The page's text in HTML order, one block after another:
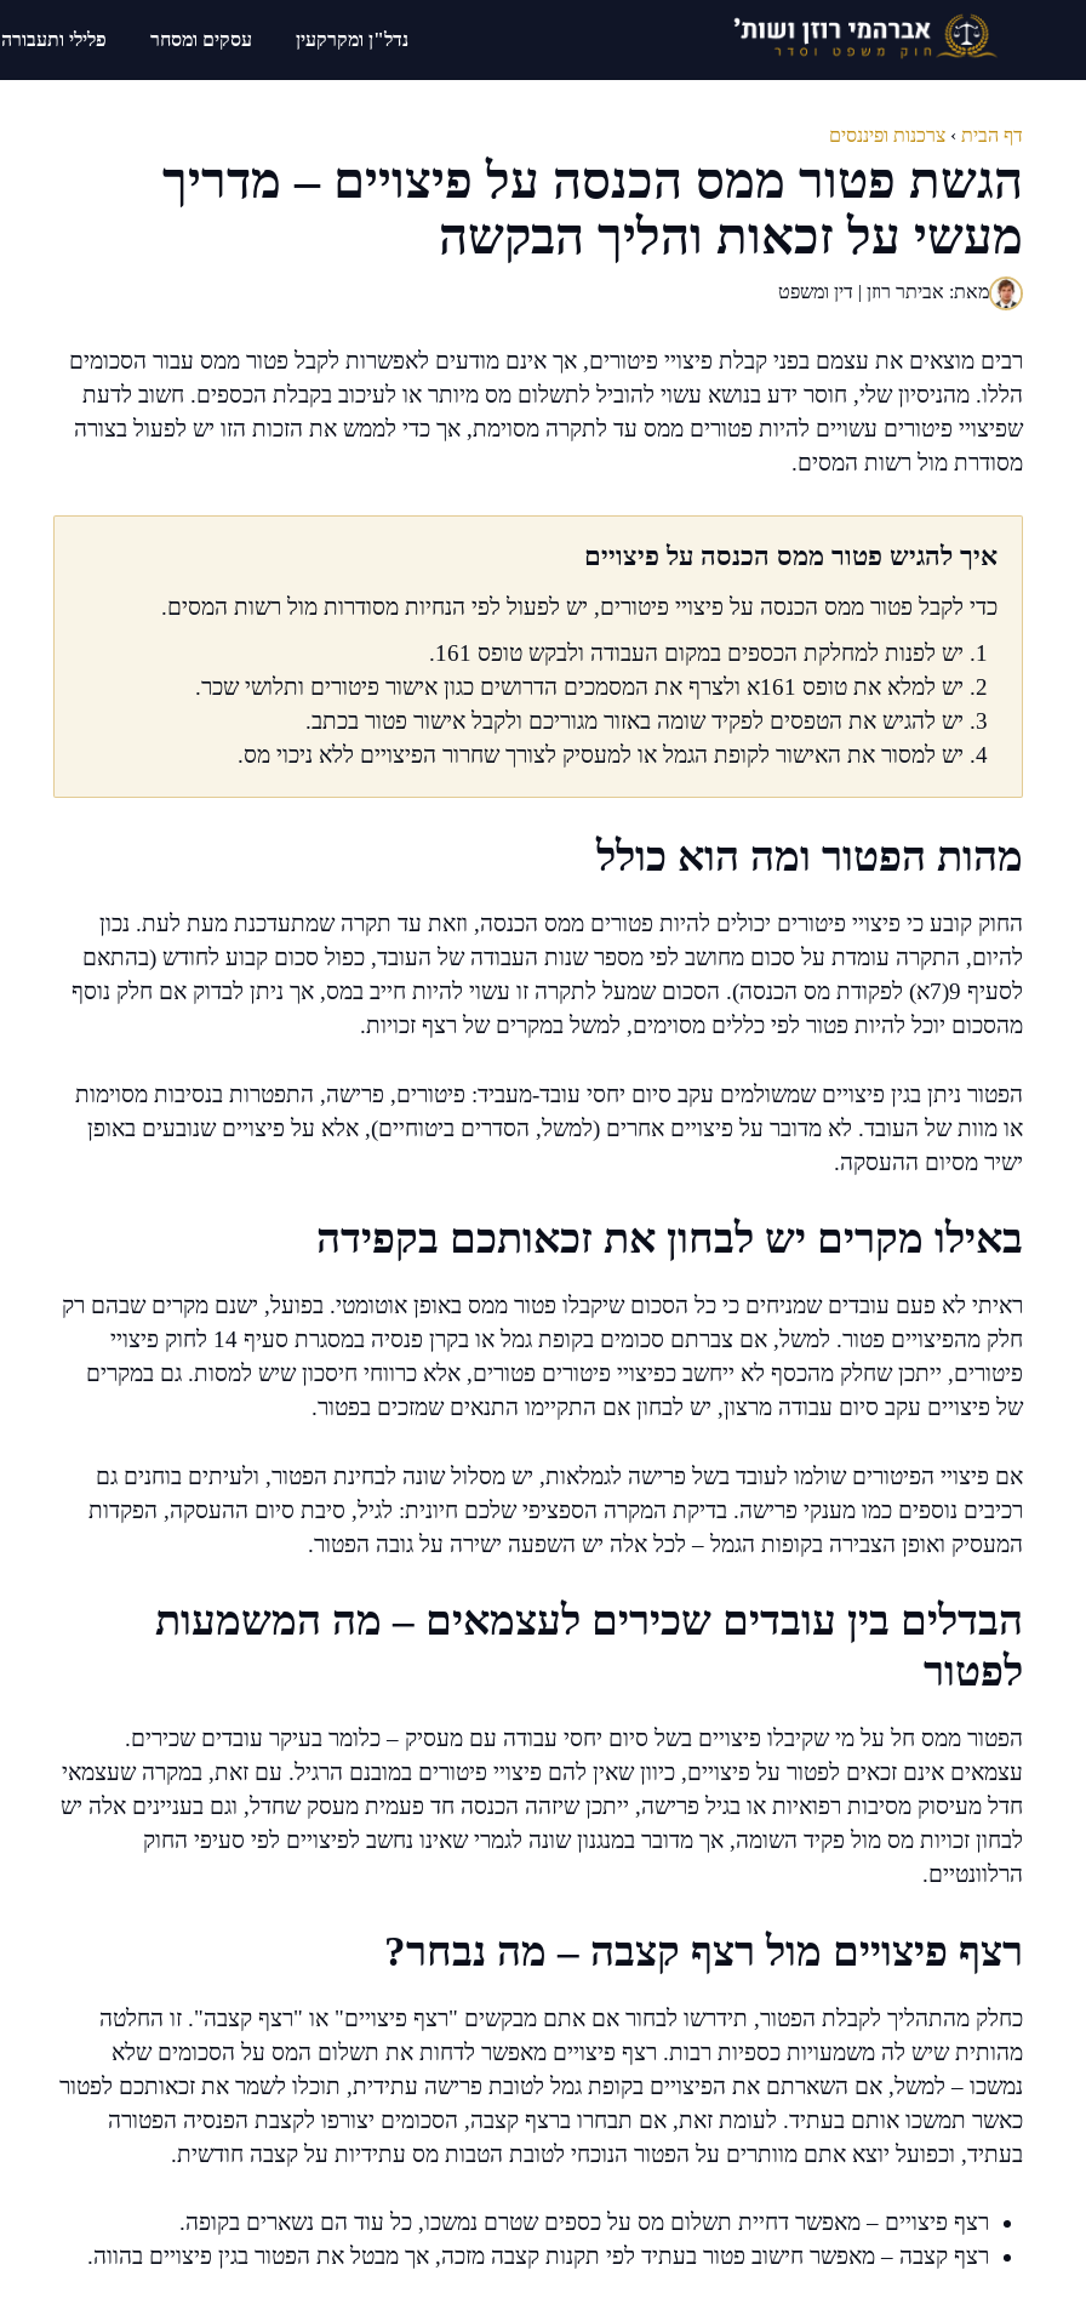
נדל"ן ומקרקעין עסקים ומסחר פלילי ותעבורה
דף הבית › צרכנות ופיננסים
הגשת פטור ממס הכנסה על פיצויים – מדריך
מעשי על זכאות והליך הבקשה
מאת: אביתר רוזן | דין ומשפט
רבים מוצאים את עצמם בפני קבלת פיצויי פיטורים, אך אינם מודעים לאפשרות לקבל פטור ממס עבור הסכומים
הללו. מהניסיון שלי, חוסר ידע בנושא עשוי להוביל לתשלום מס מיותר או לעיכוב בקבלת הכספים. חשוב לדעת
שפיצויי פיטורים עשויים להיות פטורים ממס עד לתקרה מסוימת, אך כדי לממש את הזכות הזו יש לפעול בצורה
מסודרת מול רשות המסים.
איך להגיש פטור ממס הכנסה על פיצויים
כדי לקבל פטור ממס הכנסה על פיצויי פיטורים, יש לפעול לפי הנחיות מסודרות מול רשות המסים.
יש לפנות למחלקת הכספים במקום העבודה ולבקש טופס 161.
יש למלא את טופס 161א ולצרף את המסמכים הדרושים כגון אישור פיטורים ותלושי שכר.
יש להגיש את הטפסים לפקיד שומה באזור מגוריכם ולקבל אישור פטור בכתב.
יש למסור את האישור לקופת הגמל או למעסיק לצורך שחרור הפיצויים ללא ניכוי מס.
מהות הפטור ומה הוא כולל
החוק קובע כי פיצויי פיטורים יכולים להיות פטורים ממס הכנסה, וזאת עד תקרה שמתעדכנת מעת לעת. נכון
להיום, התקרה עומדת על סכום מחושב לפי מספר שנות העבודה של העובד, כפול סכום קבוע לחודש (בהתאם
לסעיף 9(7א) לפקודת מס הכנסה). הסכום שמעל לתקרה זו עשוי להיות חייב במס, אך ניתן לבדוק אם חלק נוסף
מהסכום יוכל להיות פטור לפי כללים מסוימים, למשל במקרים של רצף זכויות.
הפטור ניתן בגין פיצויים שמשולמים עקב סיום יחסי עובד-מעביד: פיטורים, פרישה, התפטרות בנסיבות מסוימות
או מוות של העובד. לא מדובר על פיצויים אחרים (למשל, הסדרים ביטוחיים), אלא על פיצויים שנובעים באופן
ישיר מסיום ההעסקה.
באילו מקרים יש לבחון את זכאותכם בקפידה
ראיתי לא פעם עובדים שמניחים כי כל הסכום שיקבלו פטור ממס באופן אוטומטי. בפועל, ישנם מקרים שבהם רק
חלק מהפיצויים פטור. למשל, אם צברתם סכומים בקופת גמל או בקרן פנסיה במסגרת סעיף 14 לחוק פיצויי
פיטורים, ייתכן שחלק מהכסף לא ייחשב כפיצויי פיטורים פטורים, אלא כרווחי חיסכון שיש למסות. גם במקרים
של פיצויים עקב סיום עבודה מרצון, יש לבחון אם התקיימו התנאים שמזכים בפטור.
אם פיצויי הפיטורים שולמו לעובד בשל פרישה לגמלאות, יש מסלול שונה לבחינת הפטור, ולעיתים בוחנים גם
רכיבים נוספים כמו מענקי פרישה. בדיקת המקרה הספציפי שלכם חיונית: לגיל, סיבת סיום ההעסקה, הפקדות
המעסיק ואופן הצבירה בקופות הגמל – לכל אלה יש השפעה ישירה על גובה הפטור.
הבדלים בין עובדים שכירים לעצמאים – מה המשמעות
לפטור
הפטור ממס חל על מי שקיבלו פיצויים בשל סיום יחסי עבודה עם מעסיק – כלומר בעיקר עובדים שכירים.
עצמאים אינם זכאים לפטור על פיצויים, כיוון שאין להם פיצויי פיטורים במובנם הרגיל. עם זאת, במקרה שעצמאי
חדל מעיסוק מסיבות רפואיות או בגיל פרישה, ייתכן שיזהה הכנסה חד פעמית מעסק שחדל, וגם בעניינים אלה יש
לבחון זכויות מס מול פקיד השומה, אך מדובר במנגנון שונה לגמרי שאינו נחשב לפיצויים לפי סעיפי החוק
הרלוונטיים.
רצף פיצויים מול רצף קצבה – מה נבחר?
כחלק מהתהליך לקבלת הפטור, תידרשו לבחור אם אתם מבקשים "רצף פיצויים" או "רצף קצבה". זו החלטה
מהותית שיש לה משמעויות כספיות רבות. רצף פיצויים מאפשר לדחות את תשלום המס על הסכומים שלא
נמשכו – למשל, אם השארתם את הפיצויים בקופת גמל לטובת פרישה עתידית, תוכלו לשמר את זכאותכם לפטור
כאשר תמשכו אותם בעתיד. לעומת זאת, אם תבחרו ברצף קצבה, הסכומים יצורפו לקצבת הפנסיה הפטורה
בעתיד, וכפועל יוצא אתם מוותרים על הפטור הנוכחי לטובת הטבות מס עתידיות על קצבה חודשית.
רצף פיצויים – מאפשר דחיית תשלום מס על כספים שטרם נמשכו, כל עוד הם נשארים בקופה.
רצף קצבה – מאפשר חישוב פטור בעתיד לפי תקנות קצבה מזכה, אך מבטל את הפטור בגין פיצויים בהווה.